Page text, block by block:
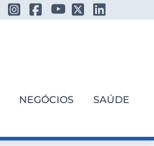
NEGÓCIOS SAÚDE